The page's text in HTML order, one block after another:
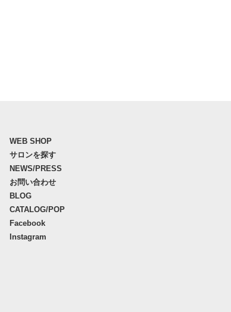
WEB SHOP
サロンを探す
NEWS/PRESS
お問い合わせ
BLOG
CATALOG/POP
Facebook
Instagram